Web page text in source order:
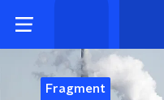
Fragment